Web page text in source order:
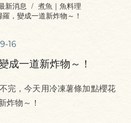
新消息
煮魚｜魚料理
，變成一道新炸物～！
16
成一道新炸物～！
完，今天用冷凍薯條加點櫻花
炸物～！